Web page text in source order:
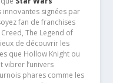
signées par
fan de franchises
The Legend of
de découvrir les
que Hollow Knight ou
vibrer l’univers
phares comme les